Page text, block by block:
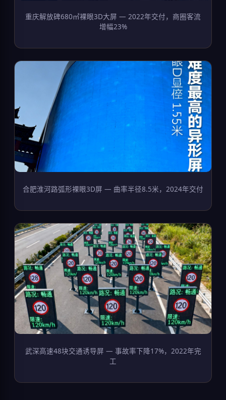
重庆解放碑680㎡裸眼3D大屏 — 2022年交付，商圈客流
增幅23%
合肥淮河路弧形裸眼3D屏 — 曲率半径8.5米，2024年交付
武深高速48块交通诱导屏 — 事故率下降17%，2022年完
工